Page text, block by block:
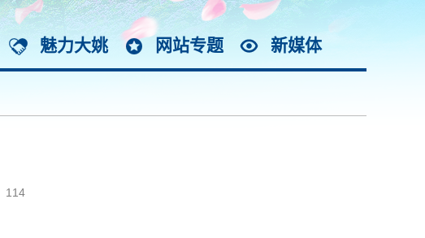
魅力大姚 网站专题 新媒体
114